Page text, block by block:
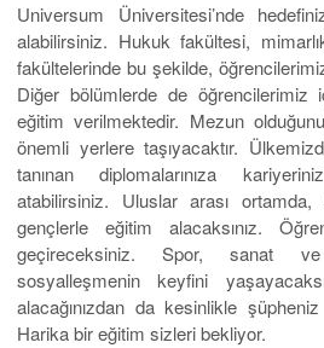
Universum Üniversitesi’nde
alabilirsiniz. Hukuk fakültesi,
fakültelerinde bu şekilde,
Diğer bölümlerde de öğrencilerimiz
eğitim verilmektedir. Mezun
önemli yerlere taşıyacaktır.
tanınan diplomalarınıza
atabilirsiniz. Uluslar arası
gençlerle eğitim alacaksınız.
geçireceksiniz. Spor, sanat
sosyalleşmenin keyfini
alacağınızdan da kesinlikle
Harika bir eğitim sizleri bekliyor.